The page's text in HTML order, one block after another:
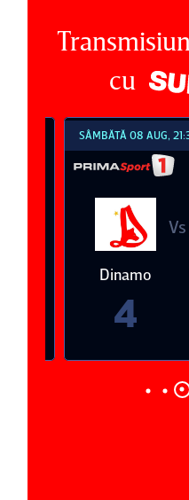
cu
SÂMBĂTĂ 08 AUG, 21:30
Dinamo
4